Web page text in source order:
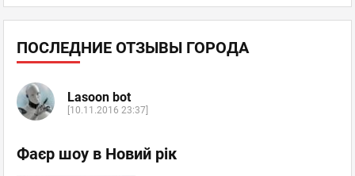
ПОСЛЕДНИЕ ОТЗЫВЫ ГОРОДА
Lasoon bot
[10.11.2016 23:37]
Фаєр шоу в Новий рік